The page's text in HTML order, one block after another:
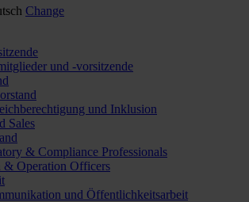
Change
und -vorsitzende
und Inklusion
Sales
& Compliance Professionals
& Operation Officers
und Öffentlichkeitsarbeit